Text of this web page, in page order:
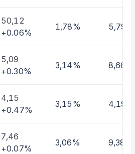
50,12
+0.06%
1,78% 5,79%
5,09
+0.30%
3,14% 8,66%
4,15
+0.47%
3,15% 4,19%
7,46
+0.07%
3,06% 9,38%